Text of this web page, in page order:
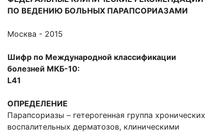
ПО ВЕДЕНИЮ БОЛЬНЫХ ПАРАПСОРИАЗАМИ
Москва - 2015
Шифр по Международной классификации
болезней МКБ-10:
L41
ОПРЕДЕЛЕНИЕ
Парапсориазы – гетерогенная группа хронических
воспалительных дерматозов, клиническими